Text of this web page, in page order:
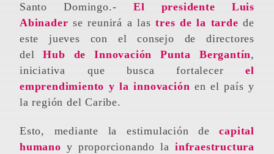
Santo Domingo.- El presidente Luis
Abinader se reunirá a lastres de la tarde de
este jueves con el consejo de directores
delHub de Innovación Punta Bergantín,
iniciativa que busca fortalecerel
emprendimiento y la innovación en el país y
la región del Caribe.
Esto, mediante la estimulación decapital
humano y proporcionando la infraestructura